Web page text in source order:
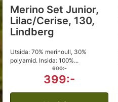
Merino Set Junior,
Lilac/Cerise, 130,
Lindberg
Utsida: 70% merinoull, 30%
polyamid. Insida: 100%...
600:-
399:-